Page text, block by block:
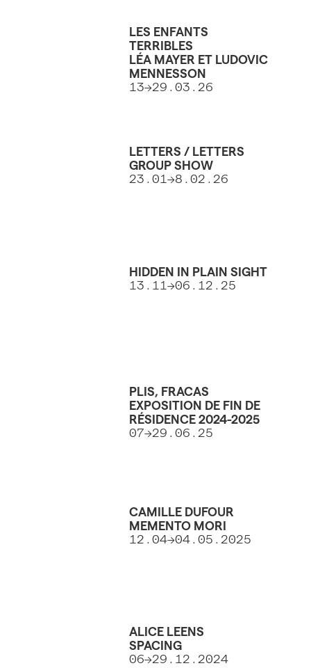
LES ENFANTS
TERRIBLES
LÉA MAYER ET LUDOVIC
MENNESSON
13->29.03.26
LETTERS / LETTERS
GROUP SHOW
23.01->8.02.26
HIDDEN IN PLAIN SIGHT
13.11->06.12.25
PLIS, FRACAS
EXPOSITION DE FIN DE
RÉSIDENCE 2024-2025
07->29.06.25
CAMILLE DUFOUR
MEMENTO MORI
12.04->04.05.2025
ALICE LEENS
SPACING
06->29.12.2024